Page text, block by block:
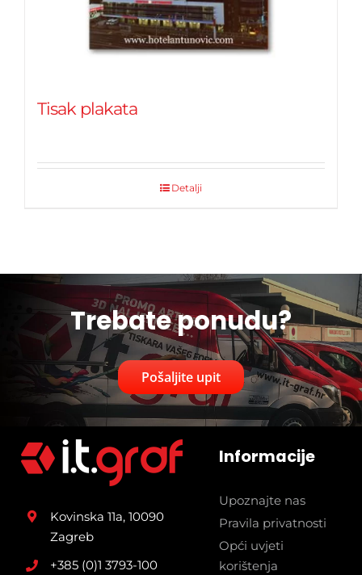
Tisak plakata
Detalji
Trebate ponudu?
Pošaljite upit
Kovinska 11a, 10090
Zagreb
+385 (0)1 3793-100
Informacije
Upoznajte nas
Pravila privatnosti
Opći uvjeti
korištenja